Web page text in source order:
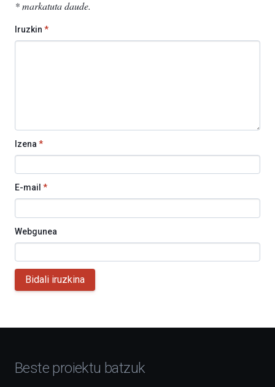
*markatuta daude.
Iruzkin *
Izena *
E-mail *
Webgunea
Bidali iruzkina
Beste proiektu batzuk